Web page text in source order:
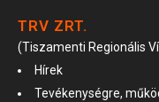
TRV ZRT.
(Tiszamenti Regionális
Hírek
Tevékenységre,